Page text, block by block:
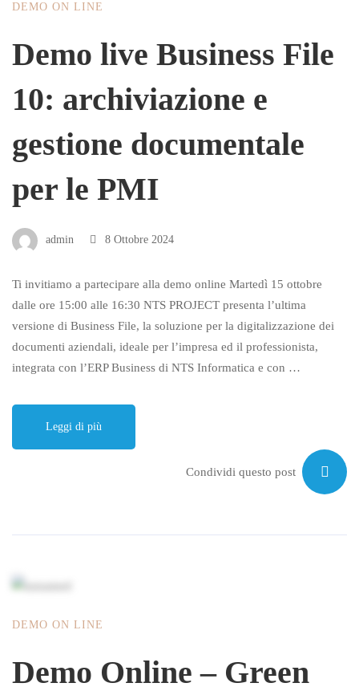
DEMO ON LINE
Demo live Business File
10: archiviazione e
gestione documentale
per le PMI
admin 8 Ottobre 2024
Ti invitiamo a partecipare alla demo online Martedì 15 ottobre
dalle ore 15:00 alle 16:30 NTS PROJECT presenta l’ultima
versione di Business File, la soluzione per la digitalizzazione dei
documenti aziendali, ideale per l’impresa ed il professionista,
integrata con l’ERP Business di NTS Informatica e con …
Leggi di più
Condividi questo post
DEMO ON LINE
Demo Online – Green